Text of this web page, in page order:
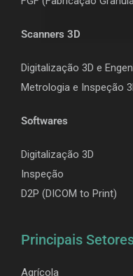
Scanners 3D
Digitalização 3D e
Metrologia e Inspeção
Softwares
Digitalização 3D
Inspeção
D2P (DICOM to Print)
Principais
Agrícola